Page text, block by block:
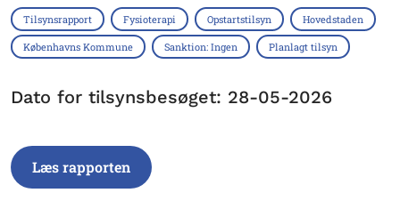
Tilsynsrapport Fysioterapi Opstartstilsyn Hovedstaden
Københavns Kommune Sanktion: Ingen Planlagt tilsyn
Dato for tilsynsbesøget: 28-05-2026
Læs rapporten